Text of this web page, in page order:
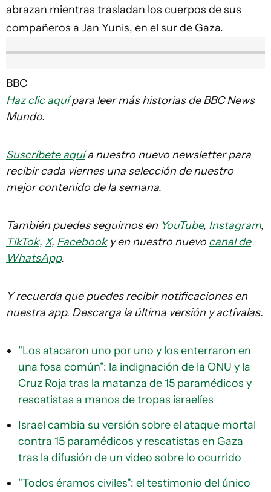
abrazan mientras trasladan los cuerpos de sus
compañeros a Jan Yunis, en el sur de Gaza.
BBC
Haz clic aquípara leer más historias de BBC News
Mundo.
Suscríbete aquía nuestro nuevo newsletter para
recibir cada viernes una selección de nuestro
mejor contenido de la semana.
También puedes seguirnos en YouTube, Instagram,
TikTok, X, Facebooky en nuestro nuevo canal de
WhatsApp.
Y recuerda que puedes recibir notificaciones en
nuestra app. Descarga la última versión y actívalas.
"Los atacaron uno por uno y los enterraron en
una fosa común": la indignación de la ONU y la
Cruz Roja tras la matanza de 15 paramédicos y
rescatistas a manos de tropas israelíes
Israel cambia su versión sobre el ataque mortal
contra 15 paramédicos y rescatistas en Gaza
tras la difusión de un video sobre lo ocurrido
"Todos éramos civiles": el testimonio del único